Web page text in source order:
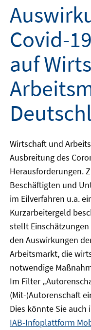
Covid-
auf
Wirtschaft und
Ausbreitung des
Herausforderungen.
Beschäftigten und
im Eilverfahren u.a.
Kurzarbeitergeld
stellt
den Auswirkungen
Arbeitsmarkt, die
notwendige
Im Filter
(Mit-)Autorenschaft
Dies könnte Sie auch
IAB-Infoplattform